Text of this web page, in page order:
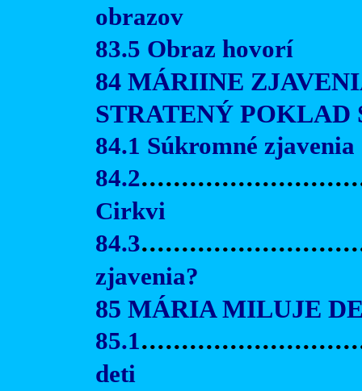
obrazov
83.5 Obraz hovorí
84 MÁRIINE
STRATENÝ POKLAD
84.1 Súkromné zjavenia
84.2
Cirkvi
84.3
zjavenia?
85 MÁRIA MILUJE
85.1
deti